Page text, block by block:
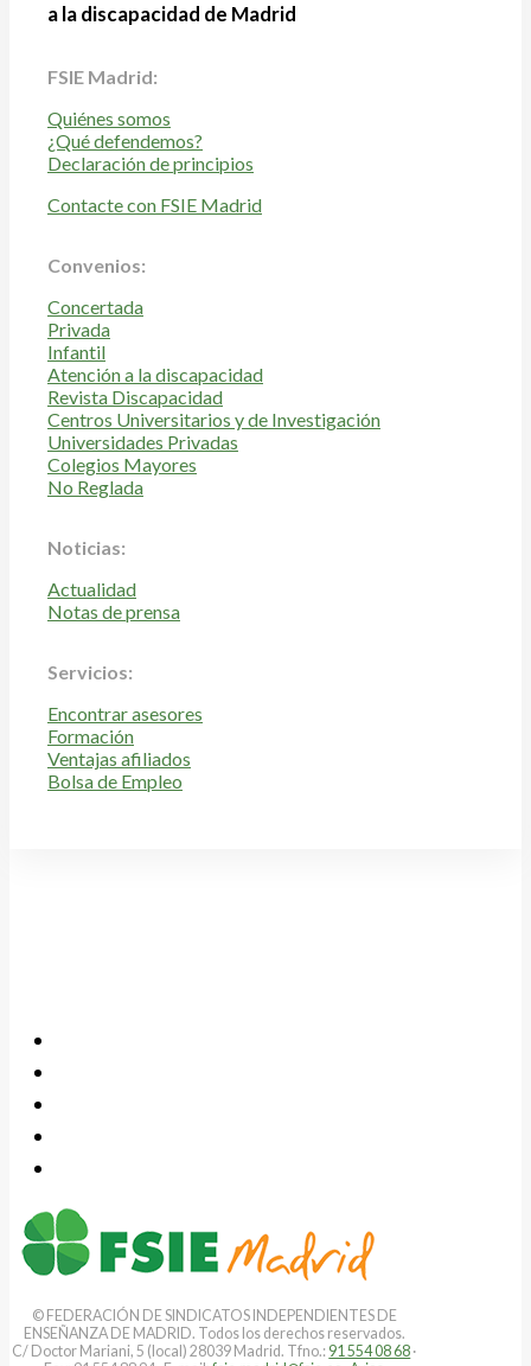
a la discapacidad de Madrid
FSIE Madrid:
Quiénes somos
¿Qué defendemos?
Declaración de principios
Contacte con FSIE Madrid
Convenios:
Concertada
Privada
Infantil
Atención a la discapacidad
Revista Discapacidad
Centros Universitarios y de Investigación
Universidades Privadas
Colegios Mayores
No Reglada
Noticias:
Actualidad
Notas de prensa
Servicios:
Encontrar asesores
Formación
Ventajas afiliados
Bolsa de Empleo
© FEDERACIÓN DE SINDICATOS INDEPENDIENTES DE
ENSEÑANZA DE MADRID. Todos los derechos reservados.
C/ Doctor Mariani, 5 (local) 28039 Madrid. Tfno.: 91 554 08 68 ·